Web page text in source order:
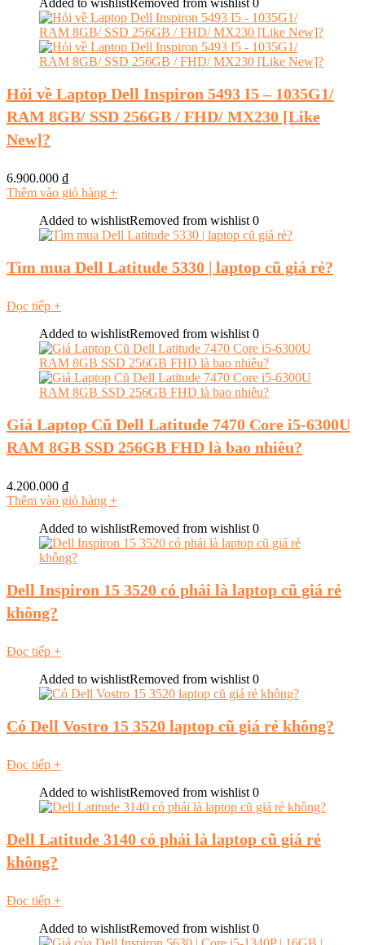
Added to wishlistRemoved from wishlist 0
Hỏi về Laptop Dell Inspiron 5493 I5 – 1035G1/
RAM 8GB/ SSD 256GB / FHD/ MX230 [Like
New]?
6.900.000 ₫
Thêm vào giỏ hàng +
Added to wishlistRemoved from wishlist 0
Tìm mua Dell Latitude 5330 | laptop cũ giá rẻ?
Đọc tiếp +
Added to wishlistRemoved from wishlist 0
Giá Laptop Cũ Dell Latitude 7470 Core i5-6300U
RAM 8GB SSD 256GB FHD là bao nhiêu?
4.200.000 ₫
Thêm vào giỏ hàng +
Added to wishlistRemoved from wishlist 0
Dell Inspiron 15 3520 có phải là laptop cũ giá rẻ
không?
Đọc tiếp +
Added to wishlistRemoved from wishlist 0
Có Dell Vostro 15 3520 laptop cũ giá rẻ không?
Đọc tiếp +
Added to wishlistRemoved from wishlist 0
Dell Latitude 3140 có phải là laptop cũ giá rẻ
không?
Đọc tiếp +
Added to wishlistRemoved from wishlist 0